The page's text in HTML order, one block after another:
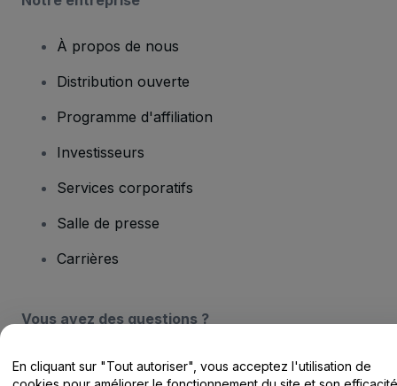
À propos de nous
Distribution ouverte
Programme d'affiliation
Investisseurs
Services corporatifs
Salle de presse
Carrières
Vous avez des questions ?
Centre d'assistance / Nous contacter
En cliquant sur "Tout autoriser", vous acceptez l'utilisation de